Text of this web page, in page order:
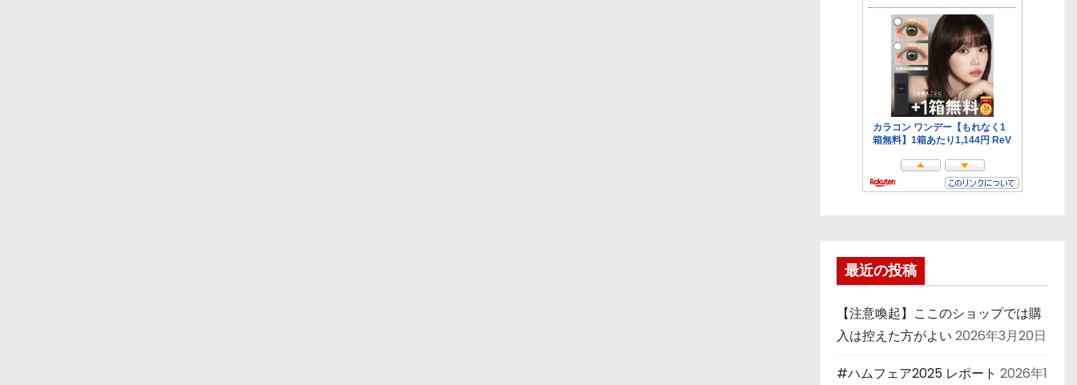
最近の投稿
【注意喚起】ここのショップでは購
入は控えた方がよい 2026年3月20日
#ハムフェア2025 レポート 2026年1